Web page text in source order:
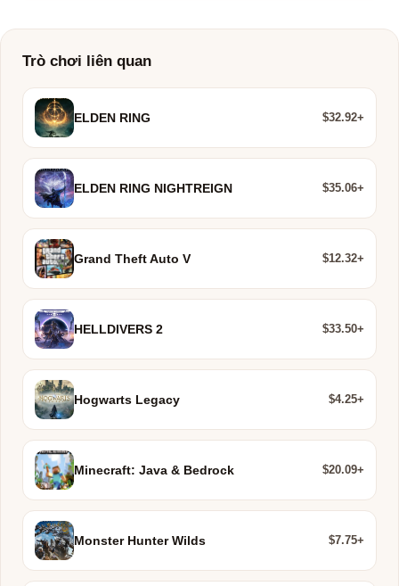
Trò chơi liên quan
ELDEN RING $32.92+
ELDEN RING NIGHTREIGN $35.06+
Grand Theft Auto V $12.32+
HELLDIVERS 2 $33.50+
Hogwarts Legacy $4.25+
Minecraft: Java & Bedrock $20.09+
Monster Hunter Wilds $7.75+